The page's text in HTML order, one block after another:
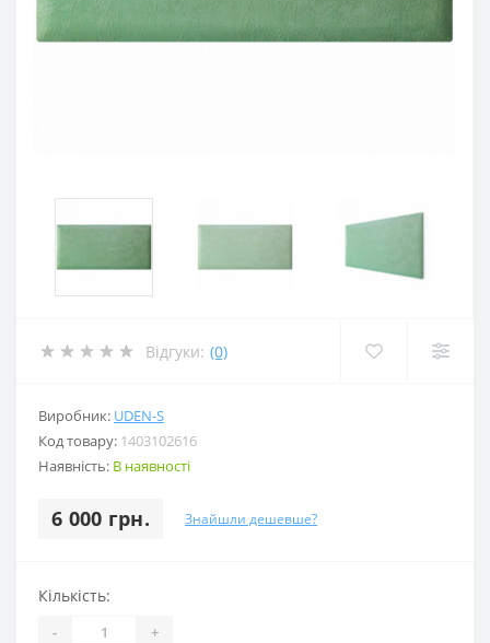
Відгуки: (0)
Виробник: UDEN-S
Код товару: 1403102616
Наявність: В наявності
6 000 грн. Знайшли дешевше?
Кількість:
- +